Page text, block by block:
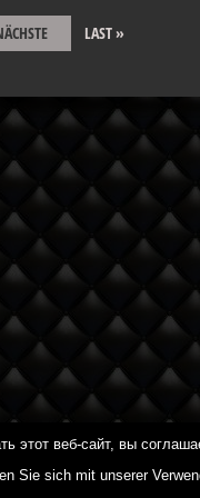
LAST »
erklären
этот веб-сайт, вы
Sie sich mit unserer